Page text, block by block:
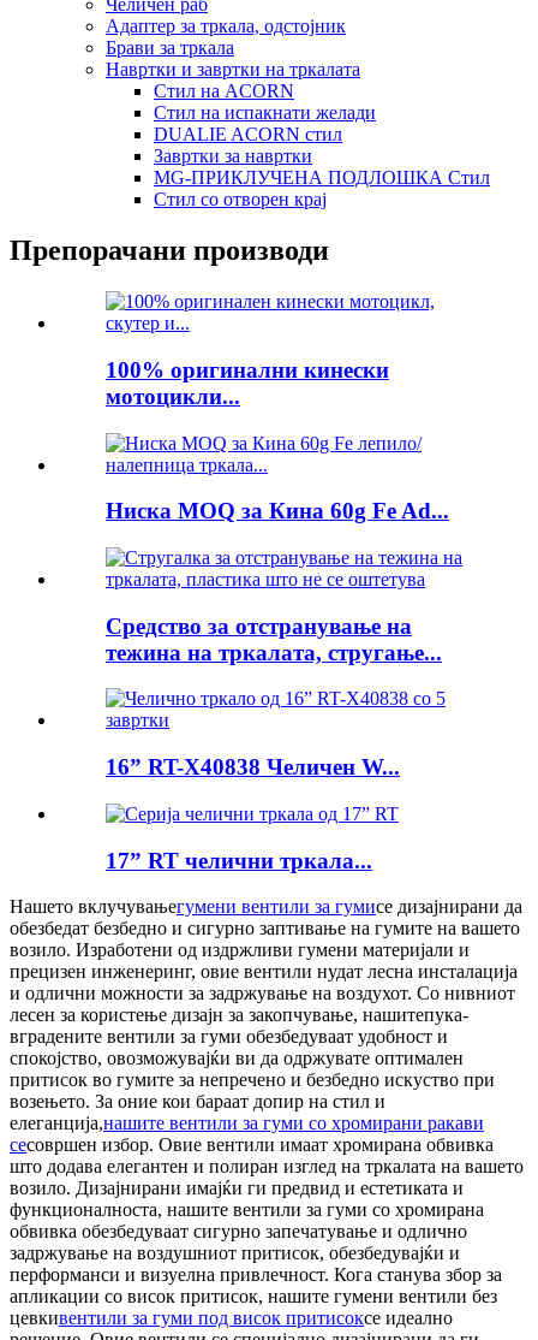
Челичен раб
Адаптер за тркала, одстојник
Брави за тркала
Навртки и завртки на тркалата
Стил на ACORN
Стил на испакнати желади
DUALIE ACORN стил
Завртки за навртки
MG-ПРИКЛУЧЕНА ПОДЛОШКА Стил
Стил со отворен крај
Препорачани производи
100% оригинални кинески
мотоцикли...
Ниска MOQ за Кина 60g Fe Ad...
Средство за отстранување на
тежина на тркалата, стругање...
16” RT-X40838 Челичен W...
17” RT челични тркала...
Нашето вклучувањегумени вентили за гумисе дизајнирани да
обезбедат безбедно и сигурно заптивање на гумите на вашето
возило. Изработени од издржливи гумени материјали и
прецизен инженеринг, овие вентили нудат лесна инсталација
и одлични можности за задржување на воздухот. Со нивниот
лесен за користење дизајн за закопчување, нашитепука-
вградените вентили за гуми обезбедуваат удобност и
спокојство, овозможувајќи ви да одржувате оптимален
притисок во гумите за непречено и безбедно искуство при
возењето. За оние кои бараат допир на стил и
елеганција,нашите вентили за гуми со хромирани ракави
сесовршен избор. Овие вентили имаат хромирана обвивка
што додава елегантен и полиран изглед на тркалата на вашето
возило. Дизајнирани имајќи ги предвид и естетиката и
функционалноста, нашите вентили за гуми со хромирана
обвивка обезбедуваат сигурно запечатување и одлично
задржување на воздушниот притисок, обезбедувајќи и
перформанси и визуелна привлечност. Кога станува збор за
апликации со висок притисок, нашите гумени вентили без
цевкивентили за гуми под висок притисоксе идеално